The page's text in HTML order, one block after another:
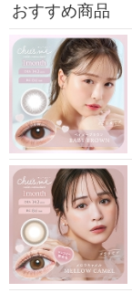
おすすめ商品